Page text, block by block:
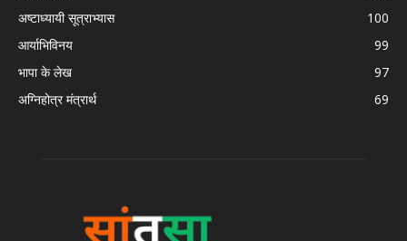
अष्टाध्यायी सूत्राभ्यास
100
आर्याभिविनय
99
भापा के लेख
97
अग्निहोत्र मंत्रार्थ
69